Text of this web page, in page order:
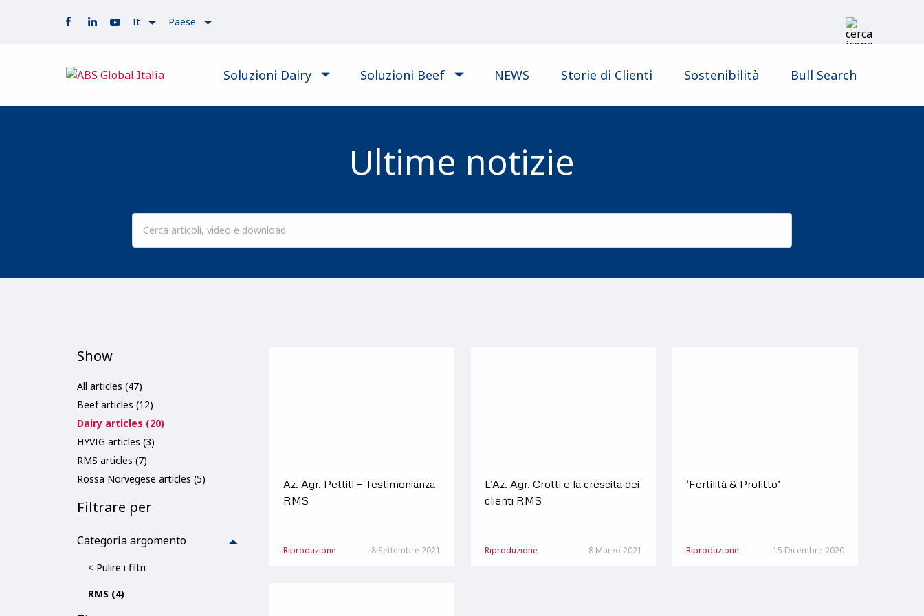
It Paese
Soluzioni Dairy Soluzioni Beef NEWS Storie di Clienti Sostenibilità Bull Search
Ultime notizie
Show
All articles (47)
Beef articles (12)
Dairy articles (20)
HYVIG articles (3)
RMS articles (7)
Rossa Norvegese articles (5)
Filtrare per
Categoria argomento
< Pulire i filtri
RMS (4)
Az. Agr. Pettiti – Testimonianza
RMS
Riproduzione 8 Settembre 2021
L’Az. Agr. Crotti e la crescita dei
clienti RMS
Riproduzione 8 Marzo 2021
‘Fertilità & Profitto’
Riproduzione 15 Dicembre 2020